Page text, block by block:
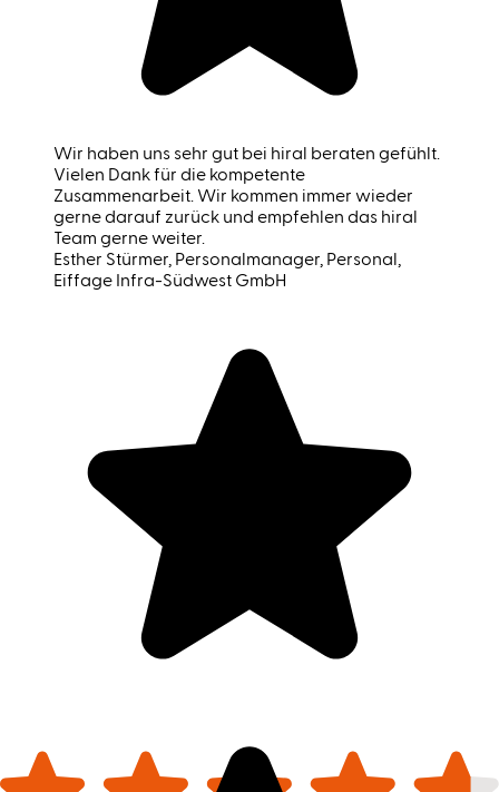
Wir haben uns sehr gut bei hiral beraten gefühlt.
Vielen Dank für die kompetente
Zusammenarbeit. Wir kommen immer wieder
gerne darauf zurück und empfehlen das hiral
Team gerne weiter.
Esther Stürmer, Personalmanager, Personal,
Eiffage Infra-Südwest GmbH